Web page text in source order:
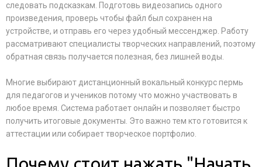
следовать подсказкам. Подготовь видеозапись одного
произведения, проверь чтобы файл был сохранен на
устройстве, и отправь его через удобный мессенджер. Работу
рассматривают специалисты творческих направлений, поэтому
обратная связь получается полезная, без лишней воды.
Многие выбирают дистанционный вокальный конкурс пермь
для педагогов и учеников потому что можно участвовать в
любое время. Система работает онлайн и позволяет быстро
получить итоговые документы. Это важно тем кто готовится к
аттестации или собирает творческое портфолио.